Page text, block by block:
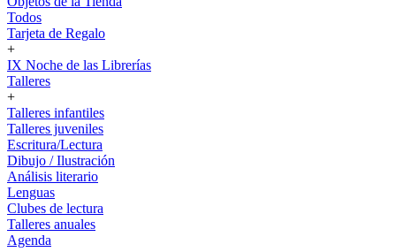
Todos
Tarjeta de Regalo
+
IX Noche de las Librerías
Talleres
+
Talleres infantiles
Talleres juveniles
Escritura/Lectura
Dibujo / Ilustración
Análisis literario
Lenguas
Clubes de lectura
Talleres anuales
Agenda